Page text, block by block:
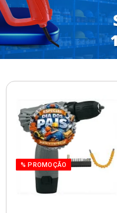
% PROMOÇÃO